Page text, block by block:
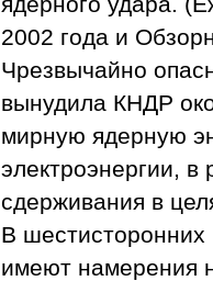
2002 года и
Чрезвычайно
вынудила КНДР
мирную ядерную
электроэнергии, в
сдерживания в
В
имеют намерения